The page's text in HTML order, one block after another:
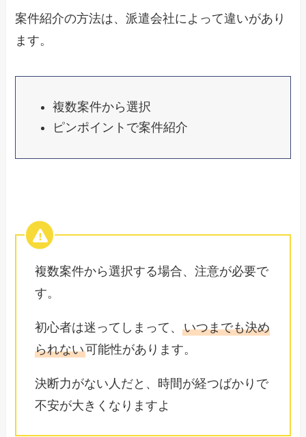
案件紹介の方法は、派遣会社によって違いがあり
ます。
複数案件から選択
ピンポイントで案件紹介
複数案件から選択する場合、注意が必要で
す。
初心者は迷ってしまって、いつまでも決め
られない可能性があります。
決断力がない人だと、時間が経つばかりで
不安が大きくなりますよ